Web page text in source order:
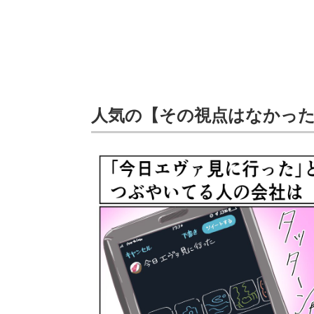
人気の【その視点はなかっ